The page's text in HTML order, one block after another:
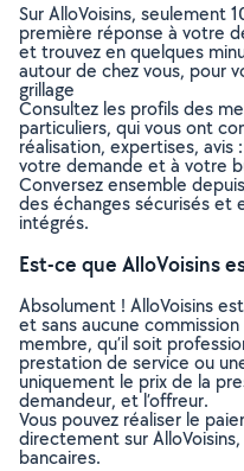
Sur AlloVoisins, seulement
première réponse à votre
et trouvez en quelques
autour de chez vous, pour
grillage
Consultez les profils des
particuliers, qui vous ont
réalisation, expertises,
votre demande et à votre
Conversez ensemble
des échanges sécurisés et
intégrés.
Est-ce que AlloVoisins
Absolument ! AlloVoisins
et sans aucune
membre, qu’il soit
prestation de service ou
uniquement le prix de la
demandeur, et l’offreur.
Vous pouvez réaliser le
directement sur
bancaires.